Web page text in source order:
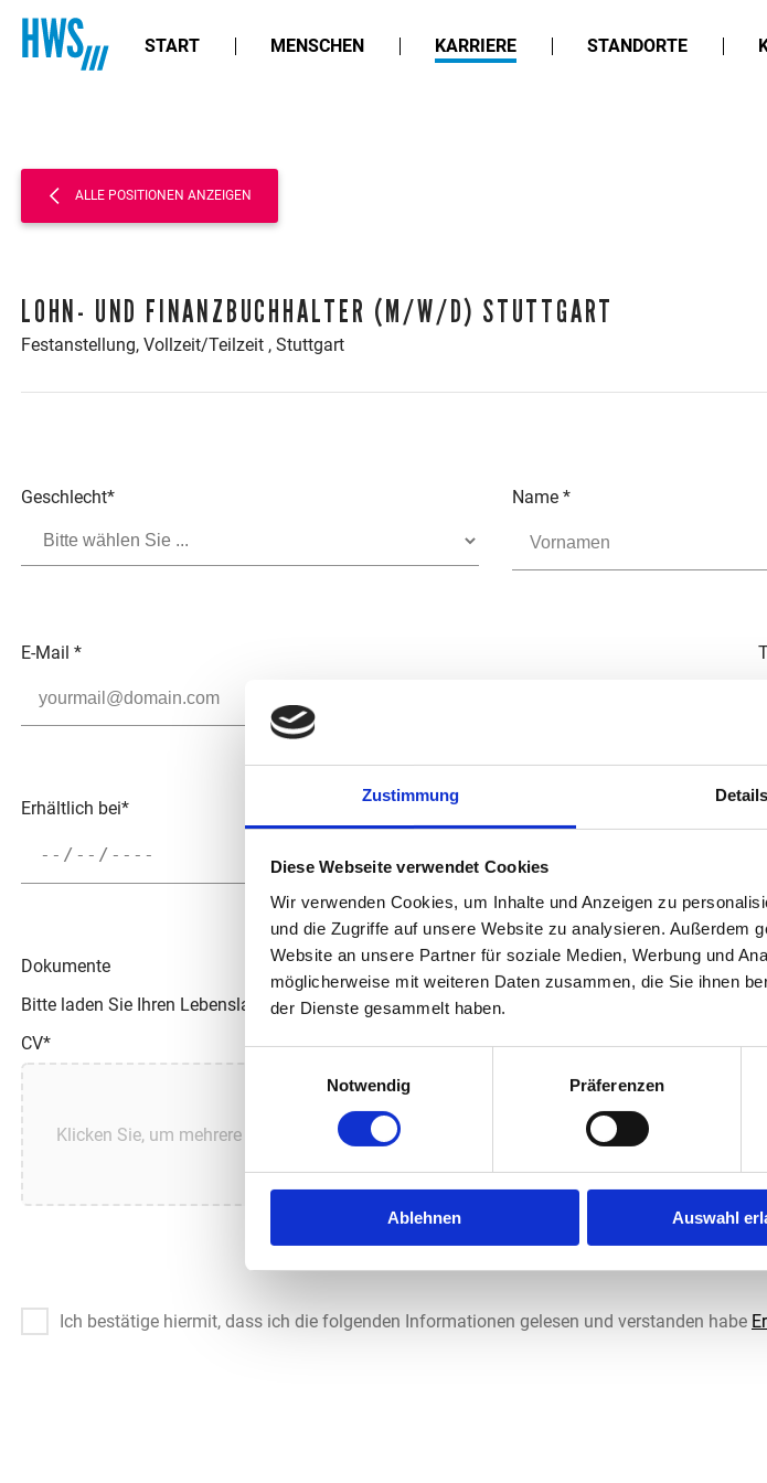
Zustimmung Details
Diese Webseite verwendet Cookies
Wir verwenden Cookies, um Inhalte und Anzeigen zu
und die Zugriffe auf unsere Website zu analysieren. Außerdem
Website an unsere Partner für soziale Medien, Werbung und
möglicherweise mit weiteren Daten zusammen, die Sie ihnen
der Dienste gesammelt haben.
Notwendig
Präferenzen
Ablehnen Auswahl
START MENSCHEN KARRIERE STANDORTE
ALLE POSITIONEN ANZEIGEN
LOHN- UND FINANZBUCHHALTER (M/W/D) STUTTGART
Festanstellung, Vollzeit/Teilzeit , Stuttgart
Geschlecht* Name*
E-Mail *
Erhältlich bei*
Dokumente
Bitte laden Sie Ihren Lebenslauf, aktuelle Zeugnisse und ein kurzes Anschreiben hoch
CV*
Klicken Sie, um mehrere Dateien auszuwählen, oder verwenden Sie Drag-and-Drop
Ich bestätige hiermit, dass ich die folgenden Informationen gelesen und verstanden habe